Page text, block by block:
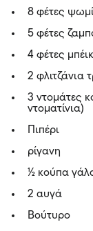
8 φέτες
5 φέτες
4 φέτες
2 φλιτζάνια
3 ντομάτες
ντοματίνια)
Πιπέρι
ρίγανη
½ κούπα
2 αυγά
Βούτυρο